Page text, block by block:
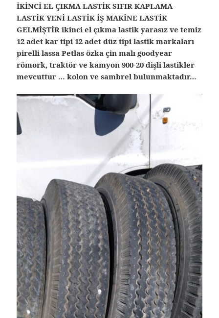
İKİNCİ EL ÇIKMA LASTİK SIFIR KAPLAMA
LASTİK YENİ LASTİK İŞ MAKİNE LASTİK
GELMİŞTİR ikinci el çıkma lastik yarasız ve temiz
12 adet kar tipi 12 adet düz tipi lastik markaları
pirelli lassa Petlas özka çin malı goodyear
römork, traktör ve kamyon 900-20 dişli lastikler
mevcuttur … kolon ve sambrel bulunmaktadır…